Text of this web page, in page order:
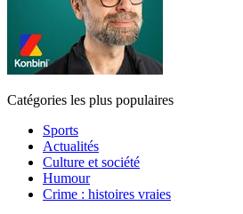
Catégories les plus populaires
Sports
Actualités
Culture et société
Humour
Crime : histoires vraies